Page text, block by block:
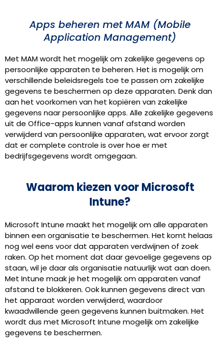
Apps beheren met MAM (Mobile
Application Management)
Met MAM wordt het mogelijk om zakelijke gegevens op
persoonlijke apparaten te beheren. Het is mogelijk om
verschillende beleidsregels toe te passen om zakelijke
gegevens te beschermen op deze apparaten. Denk dan
aan het voorkomen van het kopiëren van zakelijke
gegevens naar persoonlijke apps. Alle zakelijke gegevens
uit de Office-apps kunnen vanaf afstand worden
verwijderd van persoonlijke apparaten, wat ervoor zorgt
dat er complete controle is over hoe er met
bedrijfsgegevens wordt omgegaan.
Waarom kiezen voor Microsoft
Intune?
Microsoft Intune maakt het mogelijk om alle apparaten
binnen een organisatie te beschermen. Het komt helaas
nog wel eens voor dat apparaten verdwijnen of zoek
raken. Op het moment dat daar gevoelige gegevens op
staan, wil je daar als organisatie natuurlijk wat aan doen.
Met Intune maak je het mogelijk om apparaten vanaf
afstand te blokkeren. Ook kunnen gegevens direct van
het apparaat worden verwijderd, waardoor
kwaadwillende geen gegevens kunnen buitmaken. Het
wordt dus met Microsoft Intune mogelijk om zakelijke
gegevens te beschermen.